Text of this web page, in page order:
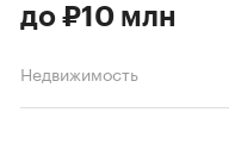
до ₽10 млн
Недвижимость